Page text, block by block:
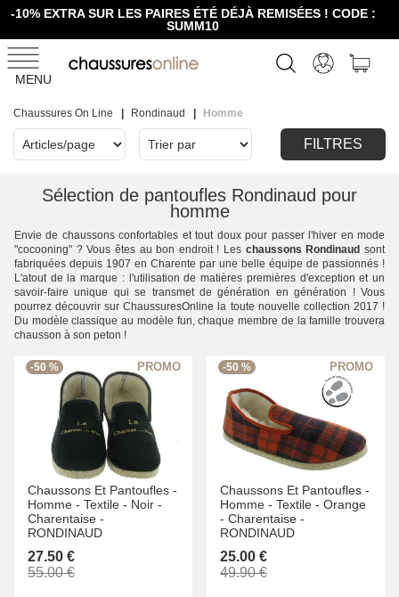
-10% EXTRA SUR LES PAIRES ÉTÉ DÉJÀ REMISÉES ! CODE :
SUMM10
MENU
Chaussures On Line Rondinaud Homme
FILTRES
Sélection de pantoufles Rondinaud pour
homme
Envie de chaussons confortables et tout doux pour passer l'hiver en mode
"cocooning" ? Vous êtes au bon endroit ! Les chaussons Rondinaud sont
fabriquées depuis 1907 en Charente par une belle équipe de passionnés !
L'atout de la marque : l'utilisation de matières premières d'exception et un
savoir-faire unique qui se transmet de génération en génération ! Vous
pourrez découvrir sur ChaussuresOnline la toute nouvelle collection 2017 !
Du modèle classique au modèle fun, chaque membre de la famille trouvera
chausson à son peton !
-50 %
Chaussons Et Pantoufles -
Homme - Textile - Noir -
Charentaise -
RONDINAUD
27.50 €
55.00 €
-50 %
Chaussons Et Pantoufles -
Homme - Textile - Orange
- Charentaise -
RONDINAUD
25.00 €
49.90 €